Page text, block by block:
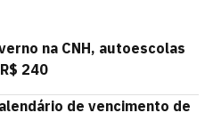
na CNH, autoescolas
240
de vencimento de